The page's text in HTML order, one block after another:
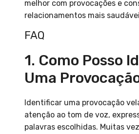
melhor com provocações e
relacionamentos mais
FAQ
1. Como Posso
Uma
Identificar uma provocação
atenção ao tom de voz,
palavras escolhidas. Muitas